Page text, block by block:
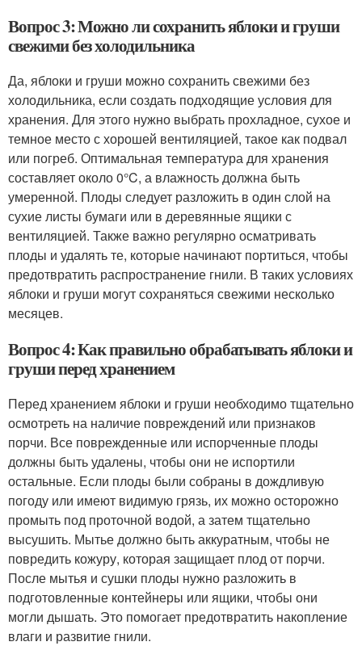
Вопрос 3: Можно ли сохранить яблоки и груши
свежими без холодильника
Да, яблоки и груши можно сохранить свежими без
холодильника, если создать подходящие условия для
хранения. Для этого нужно выбрать прохладное, сухое и
темное место с хорошей вентиляцией, такое как подвал
или погреб. Оптимальная температура для хранения
составляет около 0°C, а влажность должна быть
умеренной. Плоды следует разложить в один слой на
сухие листы бумаги или в деревянные ящики с
вентиляцией. Также важно регулярно осматривать
плоды и удалять те, которые начинают портиться, чтобы
предотвратить распространение гнили. В таких условиях
яблоки и груши могут сохраняться свежими несколько
месяцев.
Вопрос 4: Как правильно обрабатывать яблоки и
груши перед хранением
Перед хранением яблоки и груши необходимо тщательно
осмотреть на наличие повреждений или признаков
порчи. Все поврежденные или испорченные плоды
должны быть удалены, чтобы они не испортили
остальные. Если плоды были собраны в дождливую
погоду или имеют видимую грязь, их можно осторожно
промыть под проточной водой, а затем тщательно
высушить. Мытье должно быть аккуратным, чтобы не
повредить кожуру, которая защищает плод от порчи.
После мытья и сушки плоды нужно разложить в
подготовленные контейнеры или ящики, чтобы они
могли дышать. Это помогает предотвратить накопление
влаги и развитие гнили.